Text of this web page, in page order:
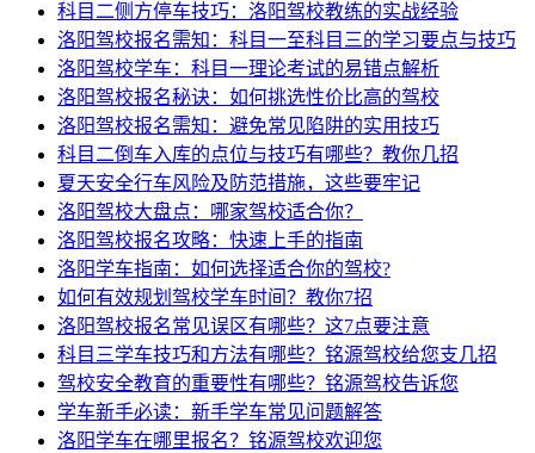
科目二侧方停车技巧：洛阳驾校教练的实战经验
洛阳驾校报名需知：科目一至科目三的学习要点与技巧
洛阳驾校学车：科目一理论考试的易错点解析
洛阳驾校报名秘诀：如何挑选性价比高的驾校
洛阳驾校报名需知：避免常见陷阱的实用技巧
科目二倒车入库的点位与技巧有哪些？教你几招
夏天安全行车风险及防范措施，这些要牢记
洛阳驾校大盘点：哪家驾校适合你？
洛阳驾校报名攻略：快速上手的指南
洛阳学车指南：如何选择适合你的驾校?
如何有效规划驾校学车时间？教你7招
洛阳驾校报名常见误区有哪些？这7点要注意
科目三学车技巧和方法有哪些？铭源驾校给您支几招
驾校安全教育的重要性有哪些？铭源驾校告诉您
学车新手必读：新手学车常见问题解答
洛阳学车在哪里报名？铭源驾校欢迎您